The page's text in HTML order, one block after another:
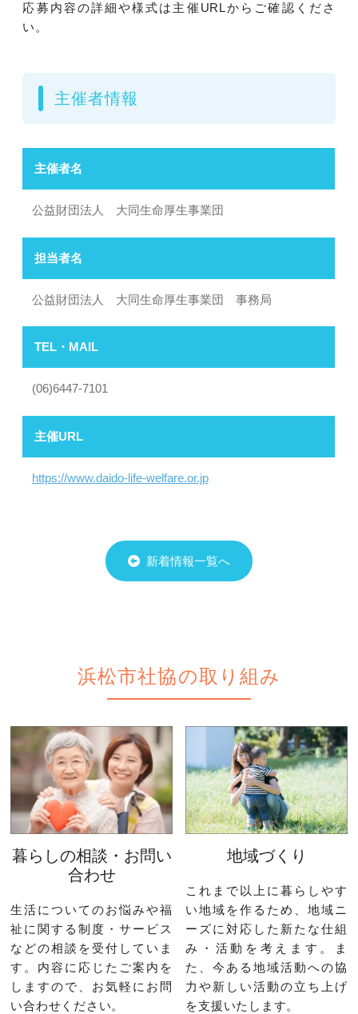
応募内容の詳細や様式は主催URLからご確認くださ
い。
主催者情報
主催者名
公益財団法人 大同生命厚生事業団
担当者名
公益財団法人 大同生命厚生事業団 事務局
TEL・MAIL
(06)6447-7101
主催URL
https://www.daido-life-welfare.or.jp
新着情報一覧へ
浜松市社協の取り組み
暮らしの相談・お問い
合わせ
生活についてのお悩みや福
祉に関する制度・サービス
などの相談を受付していま
す。内容に応じたご案内を
しますので、お気軽にお問
い合わせください。
地域づくり
これまで以上に暮らしやす
い地域を作るため、地域ニ
ーズに対応した新たな仕組
み・活動を考えます。ま
た、今ある地域活動への協
力や新しい活動の立ち上げ
を支援いたします。